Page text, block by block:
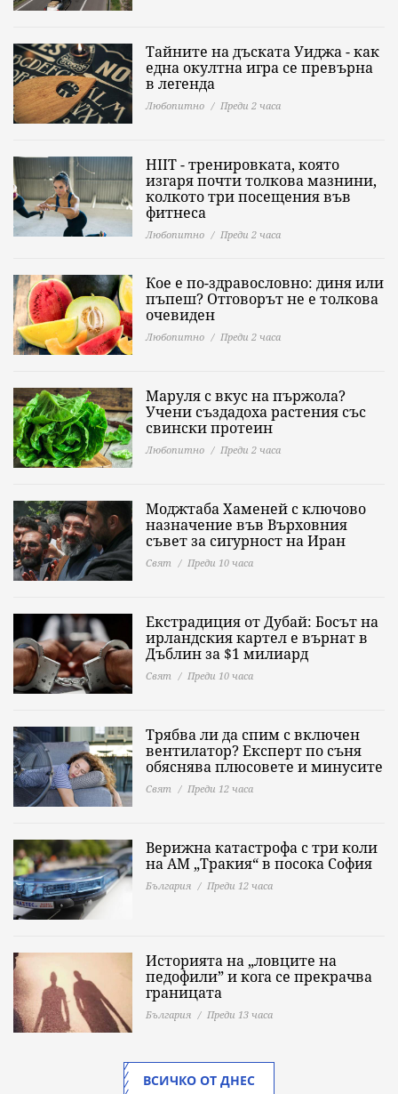
Тайните на дъската Уиджа - как
една окултна игра се превърна
в легенда
Любопитно Преди 2 часа
HIIT - тренировката, която
изгаря почти толкова мазнини,
колкото три посещения във
фитнеса
Любопитно Преди 2 часа
Кое е по-здравословно: диня или
пъпеш? Отговорът не е толкова
очевиден
Любопитно Преди 2 часа
Маруля с вкус на пържола?
Учени създадоха растения със
свински протеин
Любопитно Преди 2 часа
Моджтаба Хаменей с ключово
назначение във Върховния
съвет за сигурност на Иран
Свят Преди 10 часа
Екстрадиция от Дубай: Босът на
ирландския картел е върнат в
Дъблин за $1 милиард
Свят Преди 10 часа
Трябва ли да спим с включен
вентилатор? Експерт по съня
обяснява плюсовете и минусите
Свят Преди 12 часа
Верижна катастрофа с три коли
на АМ „Тракия“ в посока София
България Преди 12 часа
Историята на „ловците на
педофили” и кога се прекрачва
границата
България Преди 13 часа
ВСИЧКО ОТ ДНЕС